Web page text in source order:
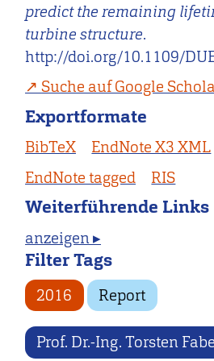
predict the remaining
turbine structure.
http://doi.org/10.1109/
Suche auf Google
Exportformate
BibTeX EndNote X3 XML
EndNote tagged
RIS
Weiterführende Links
anzeigen ▸
Filter Tags
2016 Report
Prof. Dr.-Ing. Torsten